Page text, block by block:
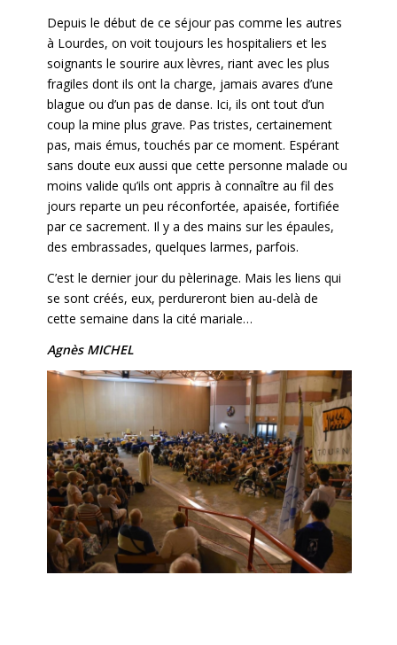
Depuis le début de ce séjour pas comme les autres
à Lourdes, on voit toujours les hospitaliers et les
soignants le sourire aux lèvres, riant avec les plus
fragiles dont ils ont la charge, jamais avares d’une
blague ou d’un pas de danse. Ici, ils ont tout d’un
coup la mine plus grave. Pas tristes, certainement
pas, mais émus, touchés par ce moment. Espérant
sans doute eux aussi que cette personne malade ou
moins valide qu’ils ont appris à connaître au fil des
jours reparte un peu réconfortée, apaisée, fortifiée
par ce sacrement. Il y a des mains sur les épaules,
des embrassades, quelques larmes, parfois.
C’est le dernier jour du pèlerinage. Mais les liens qui
se sont créés, eux, perdureront bien au-delà de
cette semaine dans la cité mariale…
Agnès MICHEL